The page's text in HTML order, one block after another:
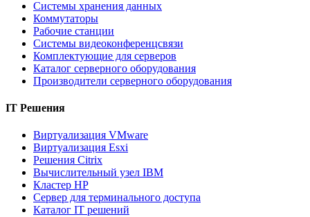
Системы хранения данных
Коммутаторы
Рабочие станции
Системы видеоконференцсвязи
Комплектующие для серверов
Каталог серверного оборудования
Производители серверного оборудования
IT Решения
Виртуализация VMware
Виртуализация Esxi
Решения Citrix
Вычислительный узел IBM
Кластер HP
Сервер для терминального доступа
Каталог IT решений